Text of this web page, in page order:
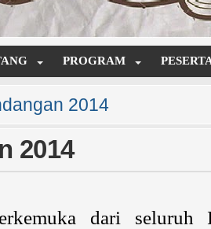
PROGRAM
2014
2014
dari seluruh